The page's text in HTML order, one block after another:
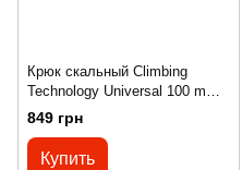
Крюк скальный Climbing
Technology Universal 100 mm
silver
849 грн
Купить